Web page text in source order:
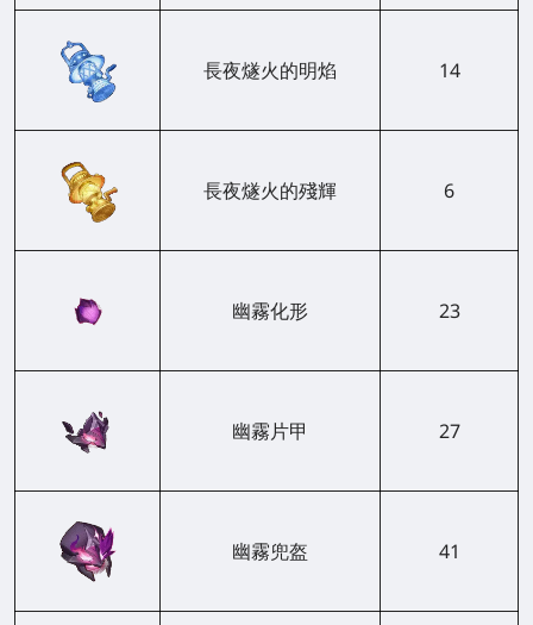
長夜燧火的明焰 14
長夜燧火的殘輝 6
幽霧化形 23
幽霧片甲 27
幽霧兜盔 41